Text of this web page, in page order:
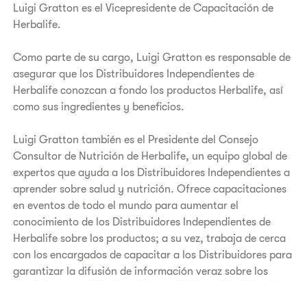
Luigi Gratton es el Vicepresidente de Capacitación de
Herbalife.
Como parte de su cargo, Luigi Gratton es responsable de
asegurar que los Distribuidores Independientes de
Herbalife conozcan a fondo los productos Herbalife, así
como sus ingredientes y beneficios.
Luigi Gratton también es el Presidente del Consejo
Consultor de Nutrición de Herbalife, un equipo global de
expertos que ayuda a los Distribuidores Independientes a
aprender sobre salud y nutrición. Ofrece capacitaciones
en eventos de todo el mundo para aumentar el
conocimiento de los Distribuidores Independientes de
Herbalife sobre los productos; a su vez, trabaja de cerca
con los encargados de capacitar a los Distribuidores para
garantizar la difusión de información veraz sobre los